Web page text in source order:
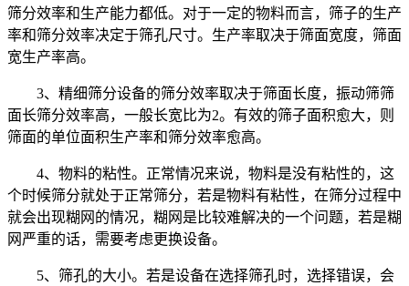
筛分效率和生产能力都低。对于一定的物料而言，筛子的生产
率和筛分效率决定于筛孔尺寸。生产率取决于筛面宽度，筛面
宽生产率高。
3、精细筛分设备的筛分效率取决于筛面长度，振动筛筛
面长筛分效率高，一般长宽比为2。有效的筛子面积愈大，则
筛面的单位面积生产率和筛分效率愈高。
4、物料的粘性。正常情况来说，物料是没有粘性的，这
个时候筛分就处于正常筛分，若是物料有粘性，在筛分过程中
就会出现糊网的情况，糊网是比较难解决的一个问题，若是糊
网严重的话，需要考虑更换设备。
5、筛孔的大小。若是设备在选择筛孔时，选择错误，会